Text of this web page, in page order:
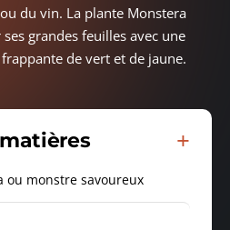
du vin. La plante Monstera
grandes feuilles avec une
de vert et de jaune.
ou monstre savoureux